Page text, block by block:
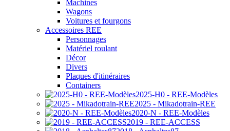
Machines
Wagons
Voitures et fourgons
Accessoires REE
Personnages
Matériel roulant
Décor
Divers
Plaques d'itinéraires
Containers
2025-H0 - REE-Modèles
2025 - Mikadotrain-REE
2020-N - REE-Modèles
2019 - REE-ACCESS